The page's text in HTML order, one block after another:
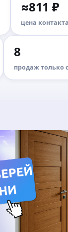
≈811 ₽
цена контакта
8
продаж только